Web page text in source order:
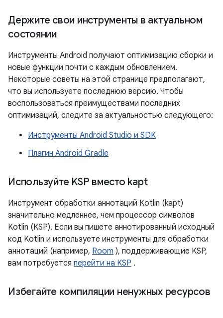
Держите свои инструменты в актуальном
состоянии
Инструменты Android получают оптимизацию сборки и
новые функции почти с каждым обновлением.
Некоторые советы на этой странице предполагают,
что вы используете последнюю версию. Чтобы
воспользоваться преимуществами последних
оптимизаций, следите за актуальностью следующего:
Инструменты Android Studio и SDK
Плагин Android Gradle
Используйте KSP вместо kapt
Инструмент обработки аннотаций Kotlin (kapt)
значительно медленнее, чем процессор символов
Kotlin (KSP). Если вы пишете аннотированный исходный
код Kotlin и используете инструменты для обработки
аннотаций (например, Room ), поддерживающие KSP,
вам потребуется перейти на KSP .
Избегайте компиляции ненужных ресурсов